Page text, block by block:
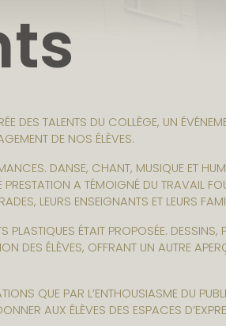
DES TALENTS DU COLLÈGE, UN
DE NOS ÉLÈVES.
DANSE, CHANT, MUSIQUE ET
A TÉMOIGNÉ DU TRAVAIL
LEURS ENSEIGNANTS ET LEURS
ÉTAIT PROPOSÉE. DESSINS,
DES ÉLÈVES, OFFRANT UN AUTRE
QUE PAR L’ENTHOUSIASME DU
AUX ÉLÈVES DES ESPACES